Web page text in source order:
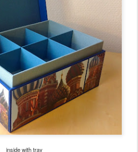
inside with tray